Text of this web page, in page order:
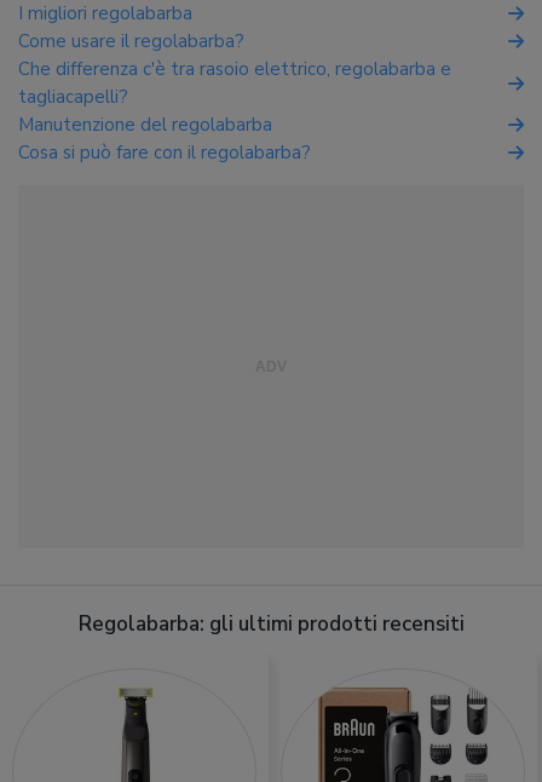
I migliori regolabarba
Come usare il regolabarba?
Che differenza c'è tra rasoio elettrico, regolabarba e
tagliacapelli?
Manutenzione del regolabarba
Cosa si può fare con il regolabarba?
Regolabarba: gli ultimi prodotti recensiti